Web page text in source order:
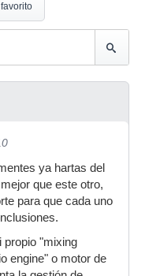
ya hartas del
que este otro,
para que cada uno
propio "mixing
engine" o motor de